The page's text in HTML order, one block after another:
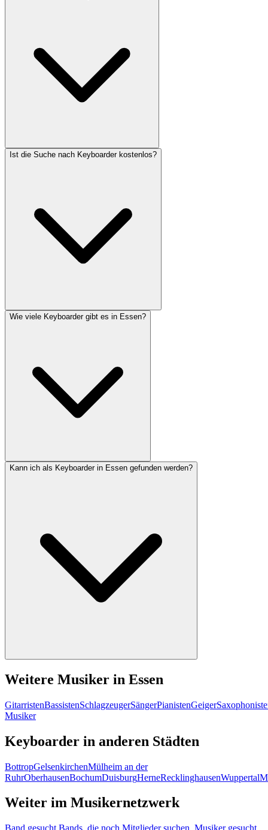
Ist die Suche nach Keyboarder kostenlos?
Wie viele Keyboarder gibt es in Essen?
Kann ich als Keyboarder in Essen gefunden werden?
Weitere Musiker in Essen
GitarristenBassistenSchlagzeugerSängerPianistenGeiger
Musiker
Keyboarder in anderen Städten
BottropGelsenkirchenMülheim an der
RuhrOberhausenBochumDuisburgHerneRecklinghausenWuppertal
Weiter im Musikernetzwerk